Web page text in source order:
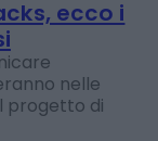
ecco i
nelle
progetto di